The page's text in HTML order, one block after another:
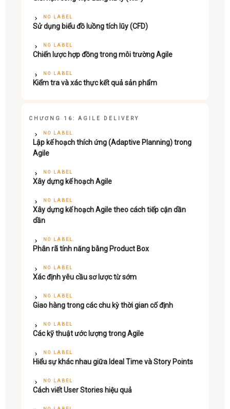
NO LABEL
Sử dụng biểu đồ luồng tích lũy (CFD)
NO LABEL
Chiến lược hợp đồng trong môi trường Agile
NO LABEL
Kiểm tra và xác thực kết quả sản phẩm
CHƯƠNG 16: AGILE DELIVERY
NO LABEL
Lập kế hoạch thích ứng (Adaptive Planning) trong
Agile
NO LABEL
Xây dựng kế hoạch Agile
NO LABEL
Xây dựng kế hoạch Agile theo cách tiếp cận dần
dần
NO LABEL
Phân rã tính năng bằng Product Box
NO LABEL
Xác định yêu cầu sơ lược từ sớm
NO LABEL
Giao hàng trong các chu kỳ thời gian cố định
NO LABEL
Các kỹ thuật ước lượng trong Agile
NO LABEL
Hiểu sự khác nhau giữa Ideal Time và Story Points
NO LABEL
Cách viết User Stories hiệu quả